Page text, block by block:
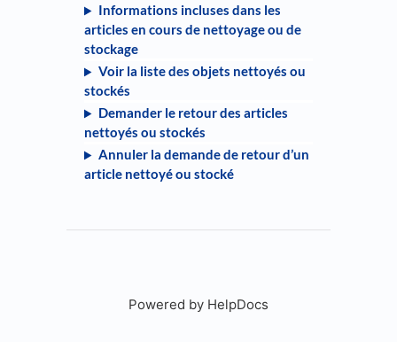
Informations incluses dans les
articles en cours de nettoyage ou de
stockage
Voir la liste des objets nettoyés ou
stockés
Demander le retour des articles
nettoyés ou stockés
Annuler la demande de retour d’un
article nettoyé ou stocké
Powered by HelpDocs